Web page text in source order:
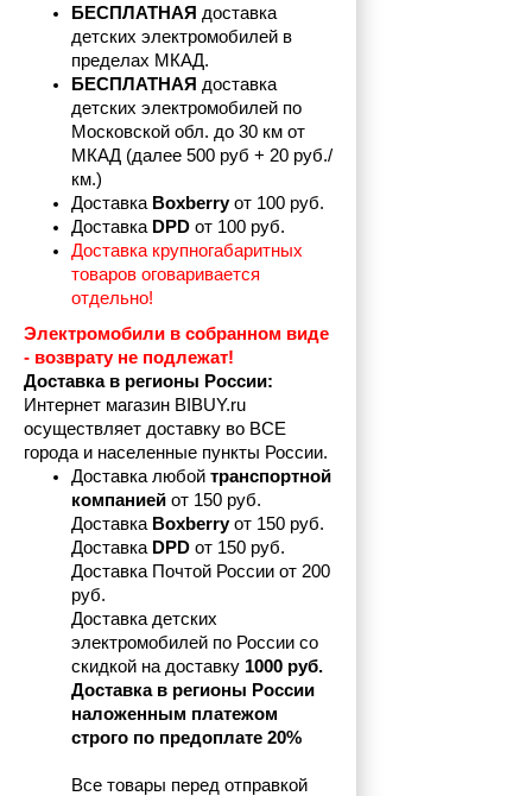
БЕСПЛАТНАЯ доставка
детских электромобилей в
пределах МКАД.
БЕСПЛАТНАЯ доставка
детских электромобилей по
Московской обл. до 30 км от
МКАД (далее 500 руб + 20 руб./
км.)
Доставка Boxberry от 100 руб.
Доставка DPD от 100 руб.
Доставка крупногабаритных
товаров оговаривается
отдельно!
Электромобили в собранном виде
- возврату не подлежат!
Доставка в регионы России:
Интернет магазин BIBUY.ru
осуществляет доставку во ВСЕ
города и населенные пункты России.
Доставка любой транспортной
компанией от 150 руб.
Доставка Boxberry от 150 руб.
Доставка DPD от 150 руб.
Доставка Почтой России от 200
руб.
Доставка детских
электромобилей по России со
скидкой на доставку 1000 руб.
Доставка в регионы России
наложенным платежом
строго по предоплате 20%
Все товары перед отправкой